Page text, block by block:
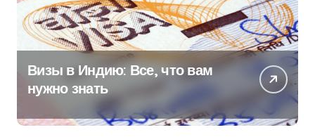
Визы в Индию: Все, что вам
нужно знать